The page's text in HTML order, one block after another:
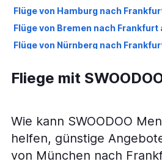
Flüge von Hamburg nach
Flüge von Bremen nach Frankfurt
Flüge von Nürnberg nach
Flüge von Bremen nach Frankfurt
Flüge von Stuttgart nach Frankfurt
Fliege mit
Wie kann SWOODOO
helfen, günstige
von München nach